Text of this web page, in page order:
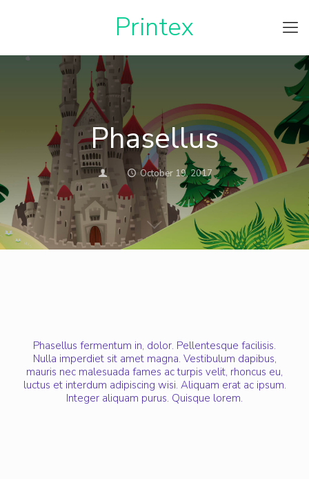
Printe
Phasellus
October 19, 2017
Phasellus fermentum in, dolor. Pellentesque facilisis.
Nulla imperdiet sit amet magna. Vestibulum dapibus,
mauris nec malesuada fames ac turpis velit, rhoncus eu,
luctus et interdum adipiscing wisi. Aliquam erat ac ipsum.
Integer aliquam purus. Quisque lorem.